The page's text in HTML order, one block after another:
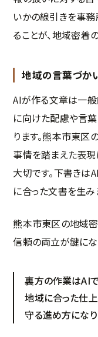
いかの線引きを事
ることが、地域密着
地域の言葉づか
AIが作る文章は一
に向けた配慮や言
ります。熊本市東区
事情を踏まえた表
大切です。下書きは
に合った文書を生み
熊本市東区の地域
信頼の両立が鍵にな
裏方の作業はAI
地域に合った仕
守る進め方になり